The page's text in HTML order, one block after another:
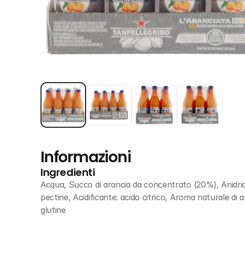
Informazioni
Ingredienti
Acqua, Succo di arancia da concentrato (20%),
pectine, Acidificante: acido citrico, Aroma naturale di
glutine